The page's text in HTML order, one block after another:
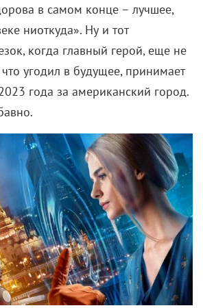
в самом конце – лучшее,
ниоткуда». Ну и тот
когда главный герой, еще не
угодил в будущее, принимает
года за американский город.